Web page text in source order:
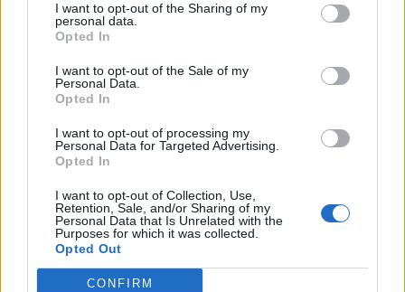
I want to opt-out of the Sharing of my
personal data.
Opted In
I want to opt-out of the Sale of my
Personal Data.
Opted In
I want to opt-out of processing my
Personal Data for Targeted Advertising.
Opted In
I want to opt-out of Collection, Use,
Retention, Sale, and/or Sharing of my
Personal Data that Is Unrelated with the
Purposes for which it was collected.
Opted Out
CONFIRM
Időzített bomba ketyeg a magyar
tűnnek el a dolgozók
Bár a magyar munkaerőpiac látszólag stabil, hiszen a
foglalkoztatottság továbbra is magas, a munkanélküliség
pedig nem emelkedik drámai mértékben.